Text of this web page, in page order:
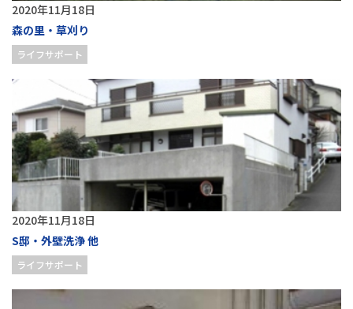
2020年11月18日
森の里・草刈り
ライフサポート
2020年11月18日
S邸・外壁洗浄 他
ライフサポート